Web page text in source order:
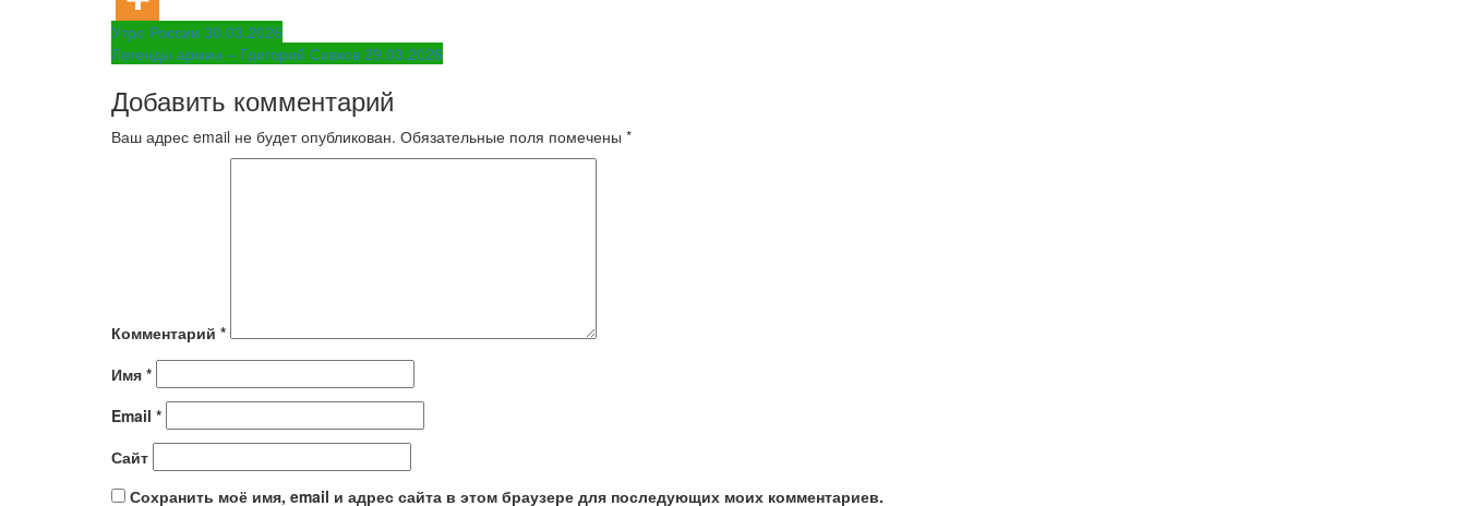
Навигация
по
записям
Утро России 30.03.2026
Легенды армии – Григорий Сивков 29.03.2026
Добавить комментарий
Ваш адрес email не будет опубликован. Обязательные поля помечены *
Комментарий *
Имя *
Email *
Сайт
Сохранить моё имя, email и адрес сайта в этом браузере для последующих моих комментариев.